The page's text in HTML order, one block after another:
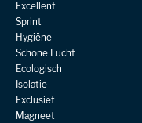
Excellent
Sprint
Hygiëne
Schone Lucht
Ecologisch
Isolatie
Exclusief
Magneet